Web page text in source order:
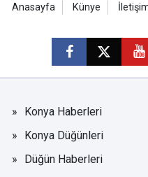
Anasayfa Künye
Konya Haberleri
Konya Düğünleri
Düğün Haberleri